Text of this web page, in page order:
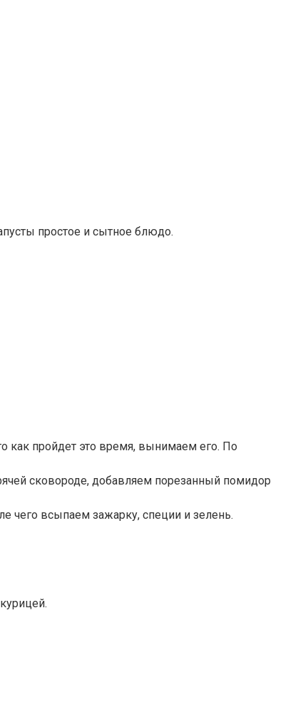
простое и сытное блюдо.
как пройдет это время, вынимаем его. По
сковороде, добавляем порезанный помидор
чего всыпаем зажарку, специи и зелень.